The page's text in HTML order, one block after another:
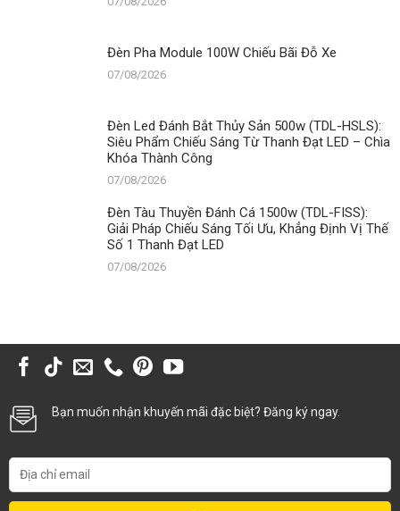
Đèn Pha Module 100W Chiếu Bãi Đỗ Xe
07/08/2026
Đèn Led Đánh Bắt Thủy Sản 500w (TDL-HSLS):
Siêu Phẩm Chiếu Sáng Từ Thanh Đạt LED – Chìa
Khóa Thành Công
07/08/2026
Đèn Tàu Thuyền Đánh Cá 1500w (TDL-FISS):
Giải Pháp Chiếu Sáng Tối Ưu, Khẳng Định Vị Thế
Số 1 Thanh Đạt LED
07/08/2026
Bạn muốn nhận khuyến mãi đặc biệt? Đăng ký ngay.